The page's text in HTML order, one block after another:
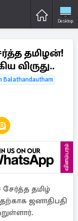
Desktop
தமிழன்!
விருது..
Balathandautham
விளம்பரம்
தமிழ்
ஜனாதிபதி